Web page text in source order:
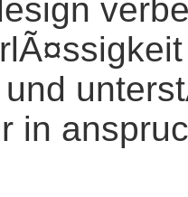
in